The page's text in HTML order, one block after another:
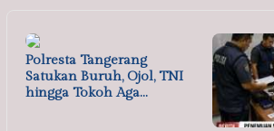
Polresta Tangerang
Satukan Buruh, Ojol, TNI
hingga Tokoh Aga…